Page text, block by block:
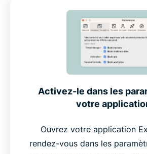
Activez-le dans les
votre
Ouvrez votre application
rendez-vous dans les